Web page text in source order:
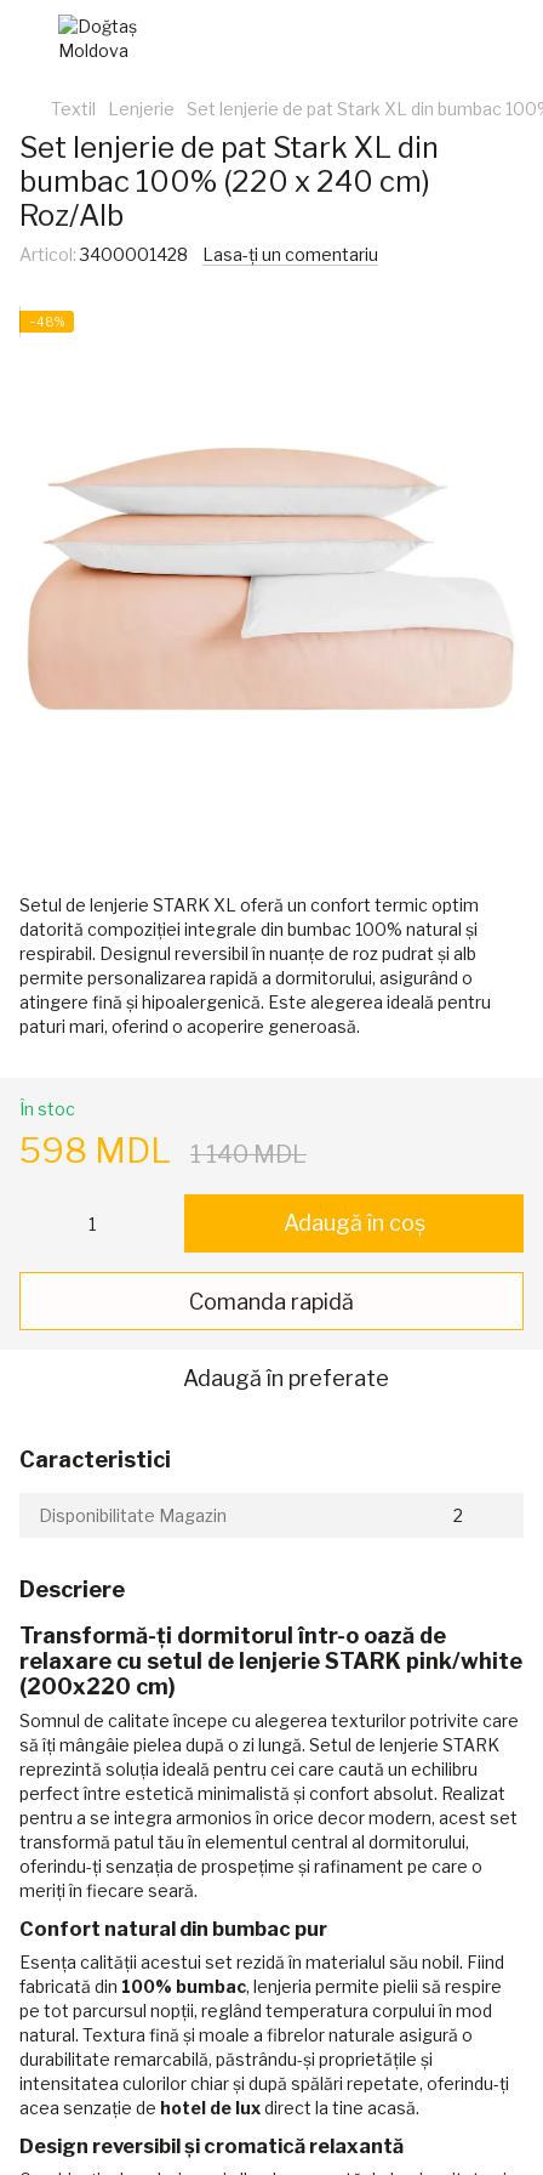
Textil Lenjerie Set lenjerie de pat Stark XL din bumbac
Set lenjerie de pat Stark XL din
bumbac 100% (220 x 240 cm)
Roz/Alb
Articol:3400001428 Lasa-ți un comentariu
−48%
Setul de lenjerie STARK XL oferă un confort termic optim
datorită compoziției integrale din bumbac 100% natural și
respirabil. Designul reversibil în nuanțe de roz pudrat și alb
permite personalizarea rapidă a dormitorului, asigurând o
atingere fină și hipoalergenică. Este alegerea ideală pentru
paturi mari, oferind o acoperire generoasă.
În stoc
598 MDL 1 140 MDL
Adaugă în coș
Comanda rapidă
Adaugă în preferate
Caracteristici
Disponibilitate Magazin 2
Descriere
Transformă-ți dormitorul într-o oază de
relaxare cu setul de lenjerie STARK pink/white
(200x220 cm)
Somnul de calitate începe cu alegerea texturilor potrivite care
să îți mângâie pielea după o zi lungă. Setul de lenjerie STARK
reprezintă soluția ideală pentru cei care caută un echilibru
perfect între estetică minimalistă și confort absolut. Realizat
pentru a se integra armonios în orice decor modern, acest set
transformă patul tău în elementul central al dormitorului,
oferindu-ți senzația de prospețime și rafinament pe care o
meriți în fiecare seară.
Confort natural din bumbac pur
Esența calității acestui set rezidă în materialul său nobil. Fiind
fabricată din 100% bumbac, lenjeria permite pielii să respire
pe tot parcursul nopții, reglând temperatura corpului în mod
natural. Textura fină și moale a fibrelor naturale asigură o
durabilitate remarcabilă, păstrându-și proprietățile și
intensitatea culorilor chiar și după spălări repetate, oferindu-ți
acea senzație de hotel de luxdirect la tine acasă.
Design reversibil și cromatică relaxantă